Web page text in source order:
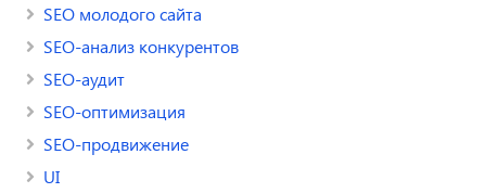
SEO молодого сайта
SEO-анализ конкурентов
SEO-аудит
SEO-оптимизация
SEO-продвижение
UI